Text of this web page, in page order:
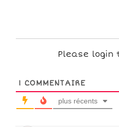
Please login
1 COMMENTAIRE
plus récents